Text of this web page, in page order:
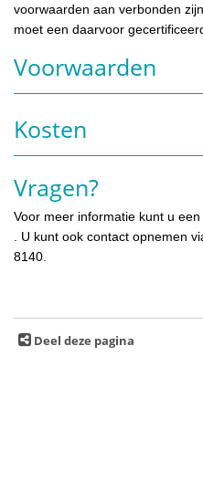
voorwaarden aan verbonden
moet een daarvoor
Voorwaarden
Kosten
Vragen?
Voor meer informatie kunt u
. U kunt ook contact opnemen
8140.
Deel deze pagina